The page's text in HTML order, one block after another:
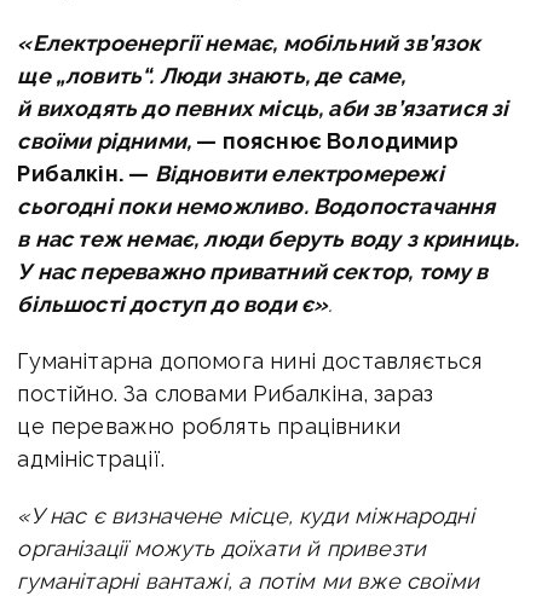
«Електроенергії немає, мобільний зв’язок
ще „ловить“. Люди знають, де саме,
й виходять до певних місць, аби зв’язатися зі
своїми рідними, — пояснює Володимир
Рибалкін. — Відновити електромережі
сьогодні поки неможливо. Водопостачання
в нас теж немає, люди беруть воду з криниць.
У нас переважно приватний сектор, тому в
більшості доступ до води є».
Гуманітарна допомога нині доставляється
постійно. За словами Рибалкіна, зараз
це переважно роблять працівники
адміністрації.
«У нас є визначене місце, куди міжнародні
організації можуть доїхати й привезти
гуманітарні вантажі, а потім ми вже своїми